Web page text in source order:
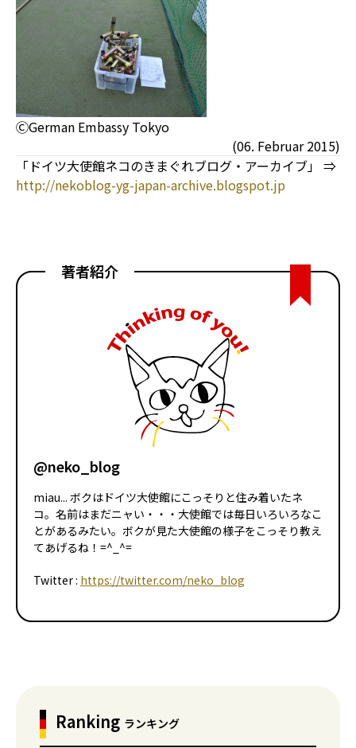
ⒸGerman Embassy Tokyo
(06. Februar 2015)
「ドイツ大使館ネコのきまぐれブログ・アーカイブ」 ⇒
http://nekoblog-yg-japan-archive.blogspot.jp
著者紹介
@neko_blog
miau... ボクはドイツ大使館にこっそりと住み着いたネ
コ。名前はまだニャい・・・大使館では毎日いろいろなこ
とがあるみたい。ボクが見た大使館の様子をこっそり教え
てあげるね！=^_^=
Twitter : https://twitter.com/neko_blog
Ranking ランキング